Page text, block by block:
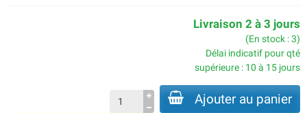
Livraison 2 à 3 jours
(En stock : 3)
Délai indicatif pour qté
supérieure : 10 à 15 jours
Ajouter au panier